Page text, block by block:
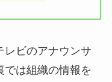
レビのアナウンサ
では組織の情報を